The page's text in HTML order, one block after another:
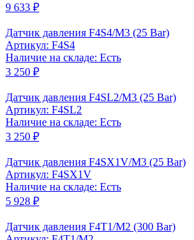
9 633 ₽
Датчик давления F4S4/M3 (25 Bar)
Артикул: F4S4
Наличие на складе: Есть
3 250 ₽
Датчик давления F4SL2/M3 (25 Bar)
Артикул: F4SL2
Наличие на складе: Есть
3 250 ₽
Датчик давления F4SX1V/M3 (25 Bar)
Артикул: F4SX1V
Наличие на складе: Есть
5 928 ₽
Датчик давления F4T1/M2 (300 Bar)